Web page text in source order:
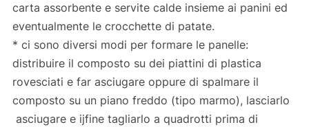
carta assorbente e servite calde insieme ai panini ed
eventualmente le crocchette di patate.
* ci sono diversi modi per formare le panelle:
distribuire il composto su dei piattini di plastica
rovesciati e far asciugare oppure di spalmare il
composto su un piano freddo (tipo marmo), lasciarlo
asciugare e ijfine tagliarlo a quadrotti prima di